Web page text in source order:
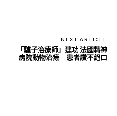
NEXT ARTICLE
「驢子治療師」建功 法國精神
病院動物治療 患者讚不絕口